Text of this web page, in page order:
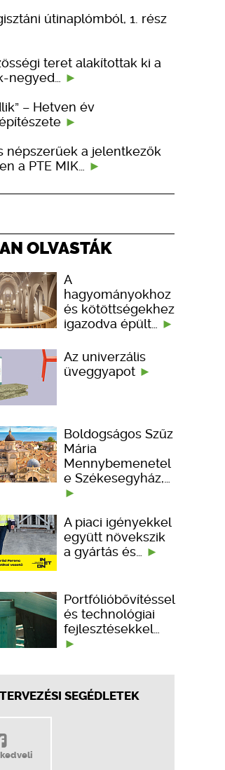
útinaplómból, 1. rész
teret alakítottak ki a
negyed…
– Hetven év
népszerűek a jelentkezők
a PTE MIK…
OLVASTÁK
A
hagyományokhoz
és kötöttségekhez
igazodva épült…
Az univerzális
üveggyapot
Boldogságos Szűz
Mária
Mennybemenetel
e Székesegyház,…
A piaci igényekkel
együtt növekszik
a gyártás és…
Portfólióbővítéssel
és technológiai
fejlesztésekkel…
TERVEZÉSI SEGÉDLETEK